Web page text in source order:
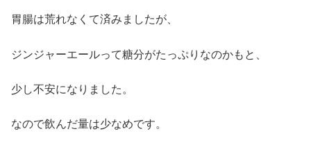
胃腸は荒れなくて済みましたが、
ジンジャーエールって糖分がたっぷりなのかもと、
少し不安になりました。
なので飲んだ量は少なめです。